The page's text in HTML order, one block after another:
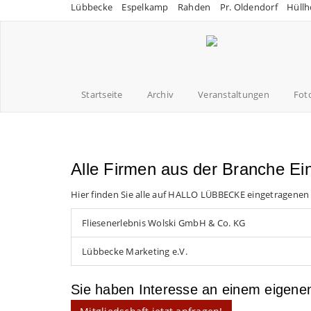
Lübbecke Espelkamp Rahden Pr. Oldendorf
Startseite Archiv Veranstaltungen
Alle Firmen aus der Branche
Hier finden Sie alle auf HALLO LÜBBECKE
Fliesenerlebnis Wolski GmbH & Co. KG
Lübbecke Marketing e.V.
Sie haben Interesse an einem